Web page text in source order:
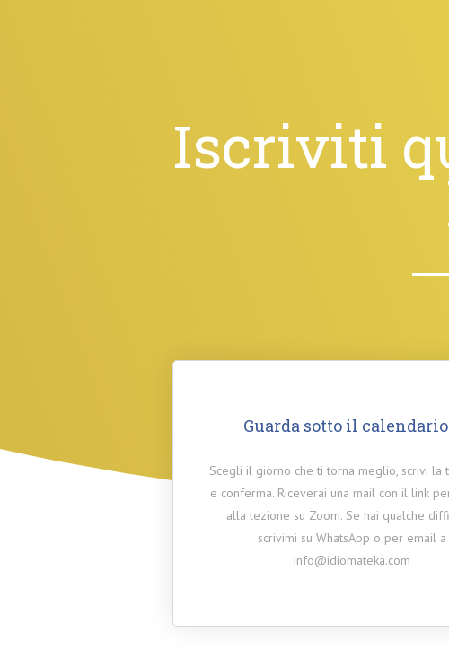
Iscriviti
Guarda sotto il
Scegli il giorno che ti torna meglio, scrivi la
e conferma. Riceverai una mail con il link
alla lezione su Zoom. Se hai qualche
scrivimi su WhatsApp o per email a
info@idiomateka.com